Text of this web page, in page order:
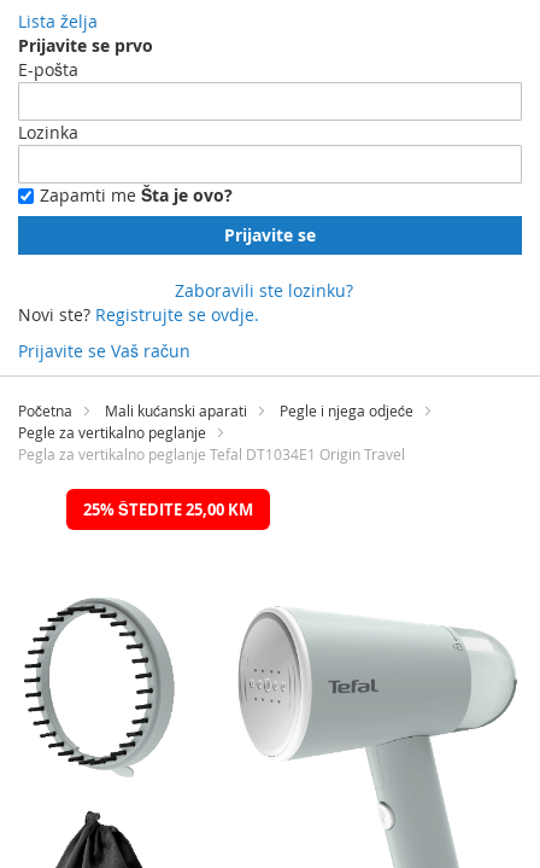
Lista želja
Prijavite se prvo
E-pošta
Lozinka
Zapamti me Šta je ovo?
Prijavite se
Zaboravili ste lozinku?
Novi ste? Registrujte se ovdje.
Prijavite se Vaš račun
Preskočite
sadržaj
Početna Mali kućanski aparati
Pegle i njega odjeće
Pegle za vertikalno peglanje
Pegla za vertikalno peglanje Tefal DT1034E1 Origin Travel
Preskočite25% ŠTEDITE 25,00 KM